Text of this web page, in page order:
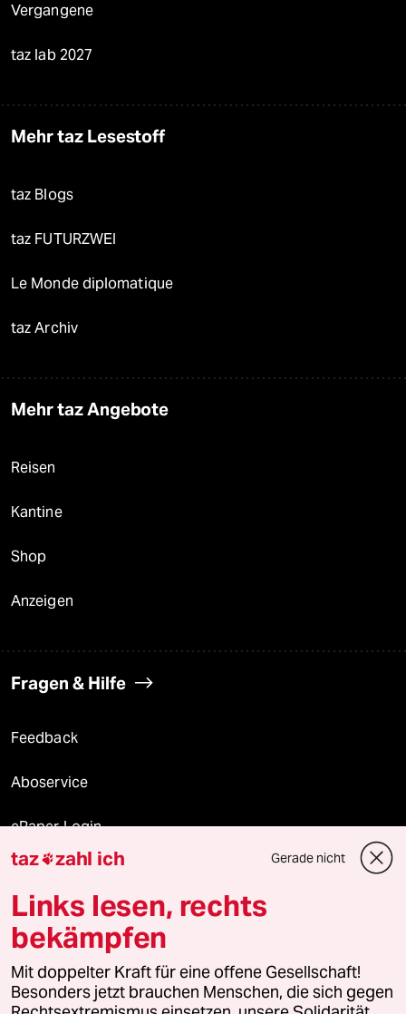
Vergangene
taz lab 2027
Mehr taz Lesestoff
taz Blogs
taz FUTURZWEI
Le Monde diplomatique
taz Archiv
Mehr taz Angebote
Reisen
Kantine
Shop
Anzeigen
Fragen & Hilfe
Feedback
Aboservice
ePaper Login
Downloads für Abonnierende
© 2026 taz Verlags und Vertriebs GmbH
Alle Rechte vorbehalten. Bei rechtlichen Fragen oder für Genehmigungen
wenden Sie sich bitte an
lizenzen@taz.de
taz zahl ich Gerade nicht
Links lesen, rechts
bekämpfen
Mit doppelter Kraft für eine offene Gesellschaft!
Besonders jetzt brauchen Menschen, die sich gegen